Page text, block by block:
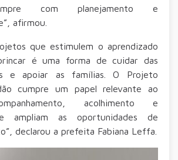
com planejamento e
afirmou.
que estimulem o aprendizado
é uma forma de cuidar das
e apoiar as famílias. O Projeto
cumpre um papel relevante ao
acolhimento e
ampliam as oportunidades de
declarou a prefeita Fabiana Leffa.